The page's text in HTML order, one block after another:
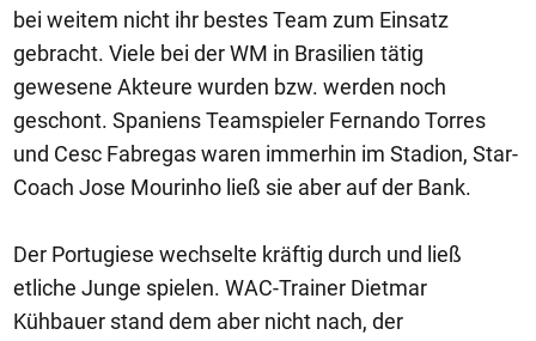
bei weitem nicht ihr bestes Team zum Einsatz
gebracht. Viele bei der WM in Brasilien tätig
gewesene Akteure wurden bzw. werden noch
geschont. Spaniens Teamspieler Fernando Torres
und Cesc Fabregas waren immerhin im Stadion, Star-
Coach Jose Mourinho ließ sie aber auf der Bank.
Der Portugiese wechselte kräftig durch und ließ
etliche Junge spielen. WAC-Trainer Dietmar
Kühbauer stand dem aber nicht nach, der